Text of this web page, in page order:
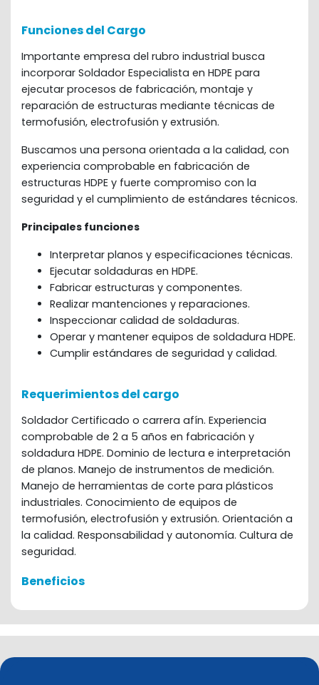
Funciones del Cargo
Importante empresa del rubro industrial busca
incorporar Soldador Especialista en HDPE para
ejecutar procesos de fabricación, montaje y
reparación de estructuras mediante técnicas de
termofusión, electrofusión y extrusión.
Buscamos una persona orientada a la calidad, con
experiencia comprobable en fabricación de
estructuras HDPE y fuerte compromiso con la
seguridad y el cumplimiento de estándares técnicos.
Principales funciones
Interpretar planos y especificaciones técnicas.
Ejecutar soldaduras en HDPE.
Fabricar estructuras y componentes.
Realizar mantenciones y reparaciones.
Inspeccionar calidad de soldaduras.
Operar y mantener equipos de soldadura HDPE.
Cumplir estándares de seguridad y calidad.
Requerimientos del cargo
Soldador Certificado o carrera afín. Experiencia
comprobable de 2 a 5 años en fabricación y
soldadura HDPE. Dominio de lectura e interpretación
de planos. Manejo de instrumentos de medición.
Manejo de herramientas de corte para plásticos
industriales. Conocimiento de equipos de
termofusión, electrofusión y extrusión. Orientación a
la calidad. Responsabilidad y autonomía. Cultura de
seguridad.
Beneficios